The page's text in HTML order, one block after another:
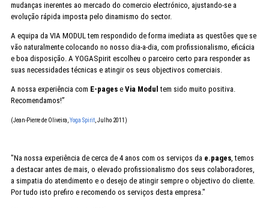
mudanças inerentes ao mercado do comercio electrónico, ajustando-se a
evolução rápida imposta pelo dinamismo do sector.
A equipa da VIA MODUL tem respondido de forma imediata as questões que se
vão naturalmente colocando no nosso dia-a-dia, com profissionalismo, eficácia
e boa disposição. A YOGASpirit escolheu o parceiro certo para responder as
suas necessidades técnicas e atingir os seus objectivos comerciais.
A nossa experiência com E-pagese Via Modul tem sido muito positiva.
Recomendamos!”
(Jean-Pierre de Oliveira,Yoga Spirit, Julho 2011)
"Na nossa experiência de cerca de 4 anos com os serviços da e.pages, temos
a destacar antes de mais, o elevado profissionalismo dos seus colaboradores,
a simpatia do atendimento e o desejo de atingir sempre o objectivo do cliente.
Por tudo isto prefiro e recomendo os serviços desta empresa."